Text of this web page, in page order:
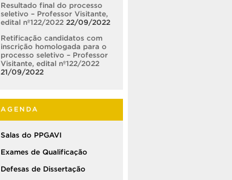
Resultado final do processo
seletivo – Professor Visitante,
edital nº122/2022 22/09/2022
Retificação candidatos com
inscrição homologada para o
processo seletivo – Professor
Visitante, edital nº122/2022
21/09/2022
AGENDA
Salas do PPGAVI
Exames de Qualificação
Defesas de Dissertação